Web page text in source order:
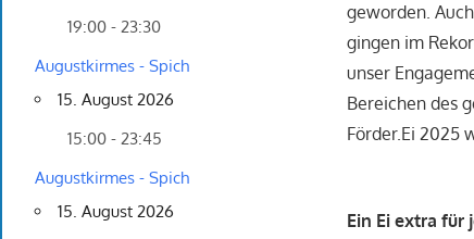
geworden.
gingen im
unser
Bereichen des
Förder.Ei 2025
Ein Ei extra für
19:00 - 23:30
Augustkirmes - Spich
15. August 2026
15:00 - 23:45
Augustkirmes - Spich
15. August 2026